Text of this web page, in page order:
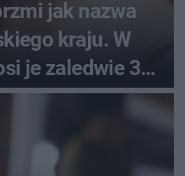
jak nazwa
kraju. W
je zaledwie 3